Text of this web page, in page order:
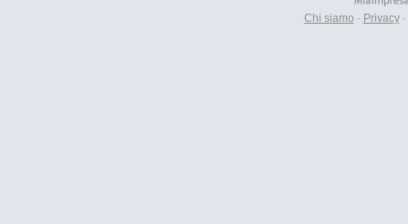
Chi siamo · Privacy·